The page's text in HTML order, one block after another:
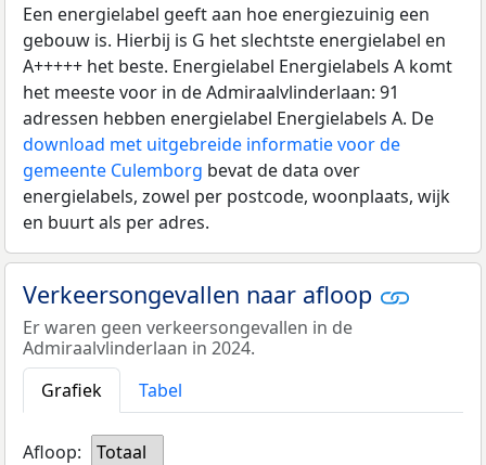
Een energielabel geeft aan hoe energiezuinig een
gebouw is. Hierbij is G het slechtste energielabel en
A+++++ het beste. Energielabel Energielabels A komt
het meeste voor in de Admiraalvlinderlaan: 91
adressen hebben energielabel Energielabels A. De
download met uitgebreide informatie voor de
gemeente Culemborg bevat de data over
energielabels, zowel per postcode, woonplaats, wijk
en buurt als per adres.
Verkeersongevallen naar afloop
Er waren geen verkeersongevallen in de
Admiraalvlinderlaan in 2024.
Grafiek
Tabel
Afloop: Totaal